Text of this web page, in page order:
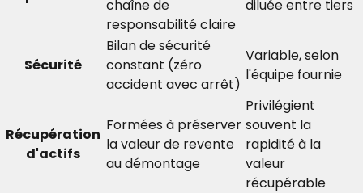
chaîne de
responsabilité claire
diluée entre tiers
Sécurité
Bilan de sécurité
constant (zéro
accident avec arrêt)
Variable, selon
l'équipe fournie
Récupération
d'actifs
Formées à préserver
la valeur de revente
au démontage
Privilégient
souvent la
rapidité à la
valeur
récupérable